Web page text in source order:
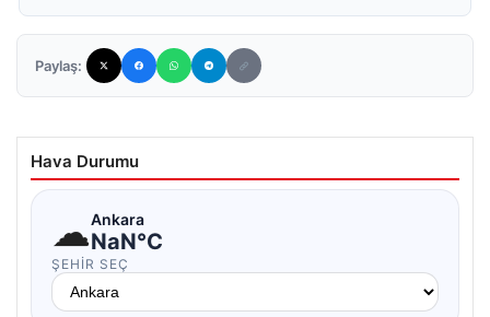
Paylaş:
Hava Durumu
☁Ankara
NaN°C
ŞEHIR SEÇ